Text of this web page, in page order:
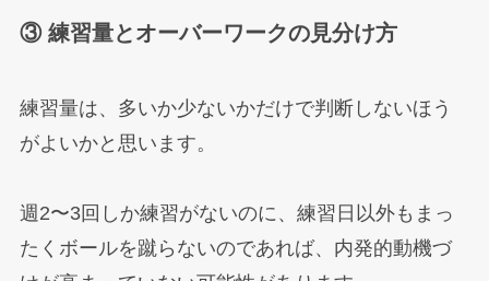
③ 練習量とオーバーワークの見分け方
練習量は、多いか少ないかだけで判断しないほう
がよいかと思います。
週2〜3回しか練習がないのに、練習日以外もまっ
たくボールを蹴らないのであれば、内発的動機づ